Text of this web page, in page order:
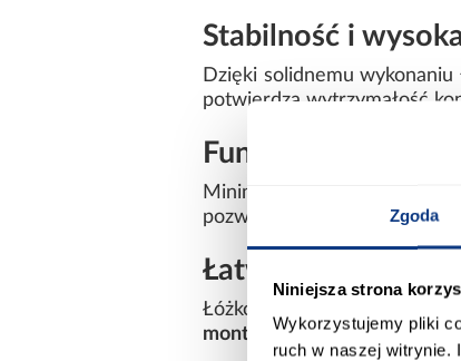
Zgoda
Niniejsza strona
Wykorzystujemy pliki
ruch w naszej witrynie.
Stabilność i
Dzięki solidnemu
potwierdza wytrzymałość
Funkcjonalne
Minimalistyczny design
pozwala stworzyć spójną i
Łatwy montaż
Łóżko przeznaczone jest do
montażowych, dzięki czemu